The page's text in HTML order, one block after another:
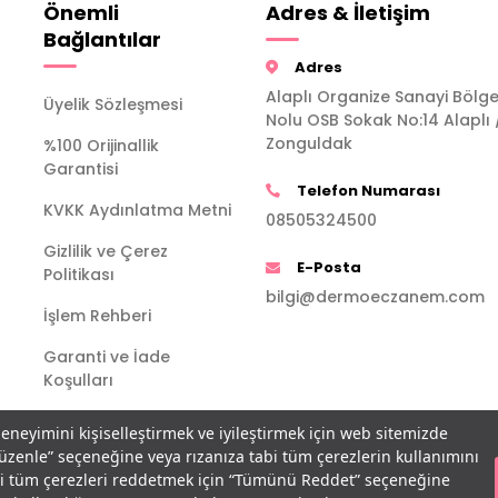
kişiselleştirmek ve iyileştirmek için web sitemizde
seçeneğine veya rızanıza tabi tüm çerezlerin kullanımını
tüm çerezleri reddetmek için “Tümünü Reddet” seçeneğine
Önemli
Bağlantılar
Üyelik Sözleşmesi
%100 Orijinallik
Garantisi
KVKK Aydınlatma Metni
Gizlilik ve Çerez
Politikası
İşlem Rehberi
Garanti ve İade
Koşulları
Adres & İletişim
Adres
Alaplı Organize Sanayi
Nolu OSB Sokak No:14 Alaplı
Zonguldak
Telefon Numarası
08505324500
E-Posta
bilgi@dermoeczanem.com